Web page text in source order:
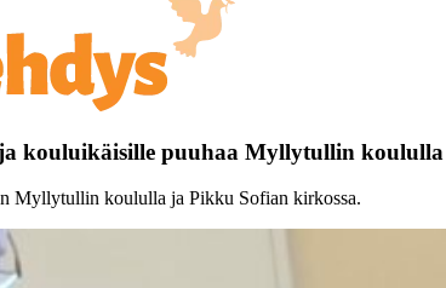
kouluikäisille puuhaa Myllytullin koululla
Myllytullin koululla ja Pikku Sofian kirkossa.